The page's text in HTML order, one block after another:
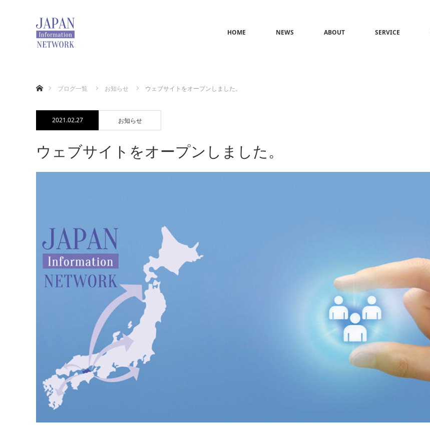
HOME NEWS ABOUT SERVICE
ブログ一覧
お知らせ ウェブサイトをオープンしました。
2021.02.27 お知らせ
ウェブサイトをオープンしました。